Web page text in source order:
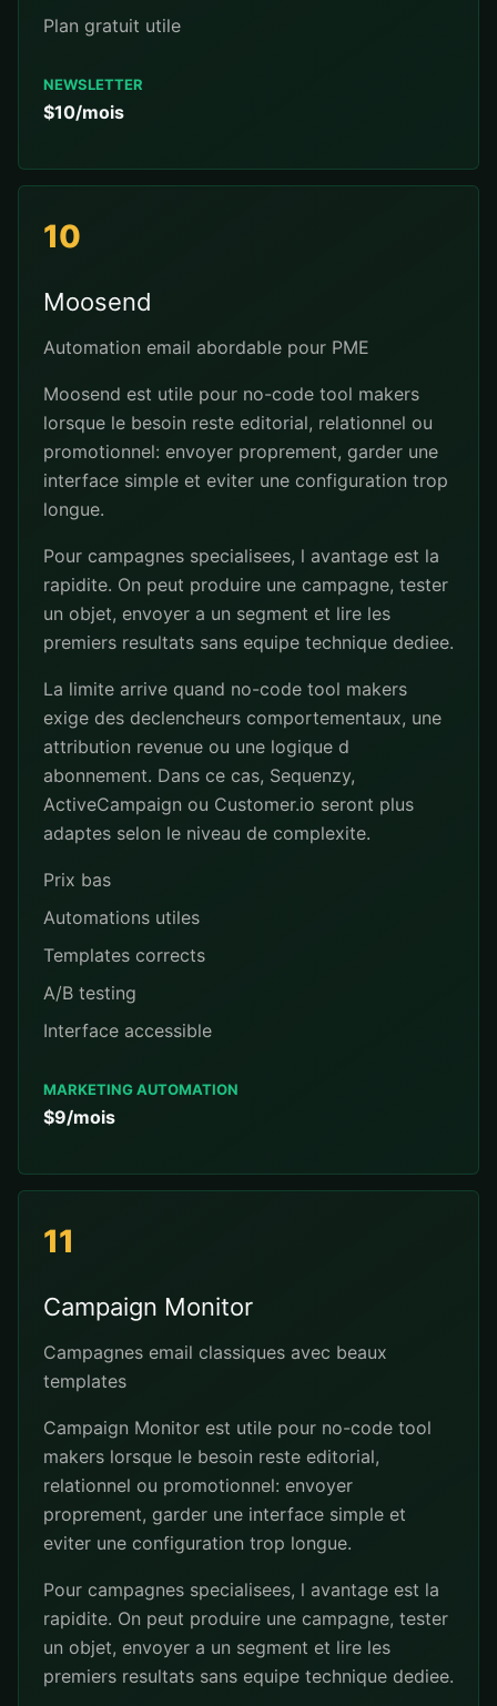
Plan gratuit utile
NEWSLETTER
$10/mois
10
Moosend
Automation email abordable pour PME
Moosend est utile pour no-code tool makers
lorsque le besoin reste editorial, relationnel ou
promotionnel: envoyer proprement, garder une
interface simple et eviter une configuration trop
longue.
Pour campagnes specialisees, l avantage est la
rapidite. On peut produire une campagne, tester
un objet, envoyer a un segment et lire les
premiers resultats sans equipe technique dediee.
La limite arrive quand no-code tool makers
exige des declencheurs comportementaux, une
attribution revenue ou une logique d
abonnement. Dans ce cas, Sequenzy,
ActiveCampaign ou Customer.io seront plus
adaptes selon le niveau de complexite.
Prix bas
Automations utiles
Templates corrects
A/B testing
Interface accessible
MARKETING AUTOMATION
$9/mois
11
Campaign Monitor
Campagnes email classiques avec beaux
templates
Campaign Monitor est utile pour no-code tool
makers lorsque le besoin reste editorial,
relationnel ou promotionnel: envoyer
proprement, garder une interface simple et
eviter une configuration trop longue.
Pour campagnes specialisees, l avantage est la
rapidite. On peut produire une campagne, tester
un objet, envoyer a un segment et lire les
premiers resultats sans equipe technique dediee.